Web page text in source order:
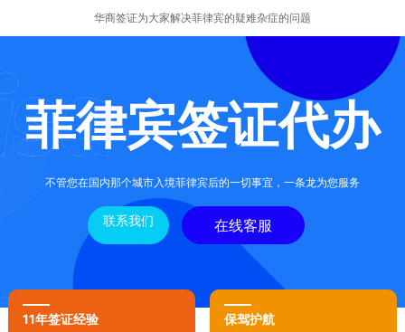
华商签证为大家解决菲律宾的疑难杂症的问题
菲律宾签证代办
不管您在国内那个城市入境菲律宾后的一切事宜，一条龙为您服务
联系我们 在线客服
11年签证经验 保驾护航